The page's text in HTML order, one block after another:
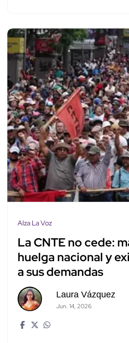
Alza La Voz
La CNTE no cede:
huelga nacional y
a sus demandas
Laura Vázquez
Jun. 14, 2026